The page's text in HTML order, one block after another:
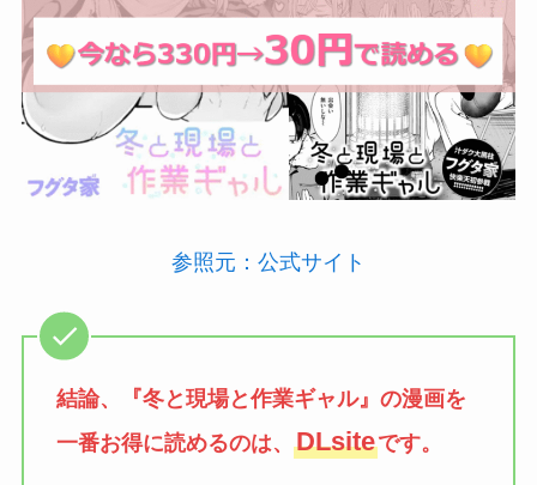
参照元：公式サイト
結論、『冬と現場と作業ギャル』の漫画を
一番お得に読めるのは、 DLsiteです。